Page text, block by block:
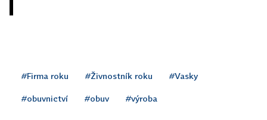
#Firma roku #Živnostník roku #Vasky
#obuvnictví #obuv #výroba